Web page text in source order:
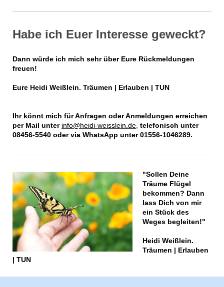
Habe ich Euer Interesse geweckt?
Dann würde ich mich sehr über Eure Rückmeldungen
freuen!
Eure Heidi Weißlein. Träumen | Erlauben | TUN
Ihr könnt mich für Anfragen oder Anmeldungen erreichen
per Mail unter info@heidi-weisslein.de, telefonisch unter
08456-5540 oder via WhatsApp unter 01556-1046289.
"Sollen Deine
Träume Flügel
bekommen? Dann
lass Dich von mir
ein Stück des
Weges begleiten!"
Heidi Weißlein.
Träumen | Erlauben
| TUN